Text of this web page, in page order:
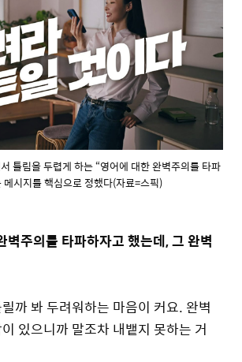
틀림을 두렵게 하는 “영어에 대한 완벽주의를 타파
메시지를 핵심으로 정했다(자료=스픽)
벽주의를 타파하자고 했는데, 그 완벽
까 봐 두려워하는 마음이 커요. 완벽
있으니까 말조차 내뱉지 못하는 거